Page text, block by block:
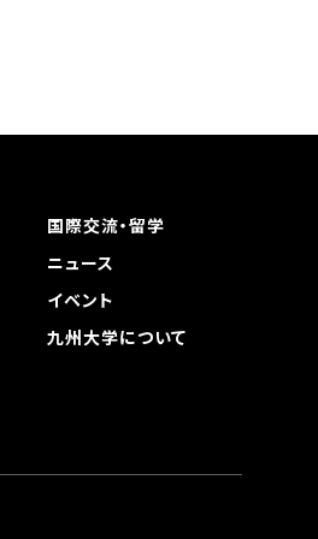
国際交流・留学
ニュース
イベント
九州大学について